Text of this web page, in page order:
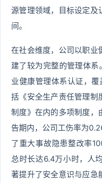
源管理领域，目标设定及
间。
在社会维度，公司以职业
建了较为完整的管理体
业健康管理体系认证，
括《安全生产责任管理制
制度》在内的多项制度，
告期内，公司工伤率为
了重大事故隐患整改率
总时长达6.4万小时，人
著提升了安全意识与应急